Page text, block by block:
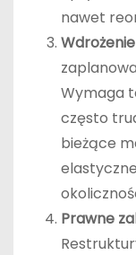
nawet
Wymaga
często
bieżące
Prawne